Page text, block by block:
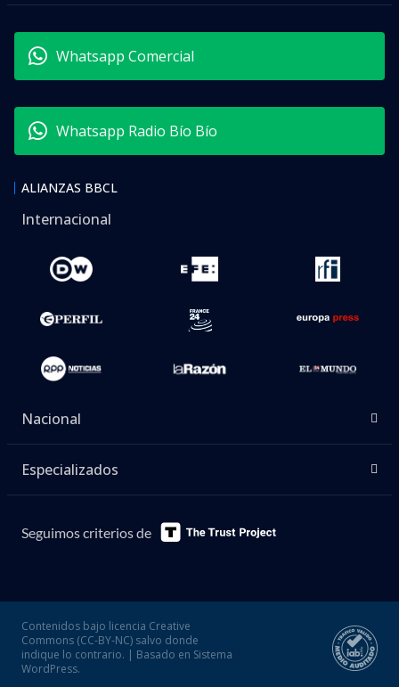
Whatsapp Comercial
Whatsapp Radio Bío Bío
ALIANZAS BBCL
Internacional
Nacional
Especializados
Seguimos criterios de
Contenidos bajo licencia Creative
Commons (CC-BY-NC) salvo donde
indique lo contrario. | Basado en Sistema
WordPress.